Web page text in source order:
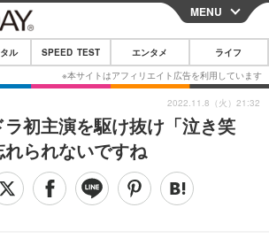
CLOSE
スマートフォン
ガジェット・ツール
その他
映画・ドラマ
MENU
ル SPEED TEST エンタメ ライフ
初主演を駆け抜け「泣き笑
られないですね
2022.11.8（火）21:32